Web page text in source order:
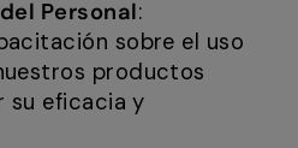
Personal:
sobre el uso
productos
su eficacia y